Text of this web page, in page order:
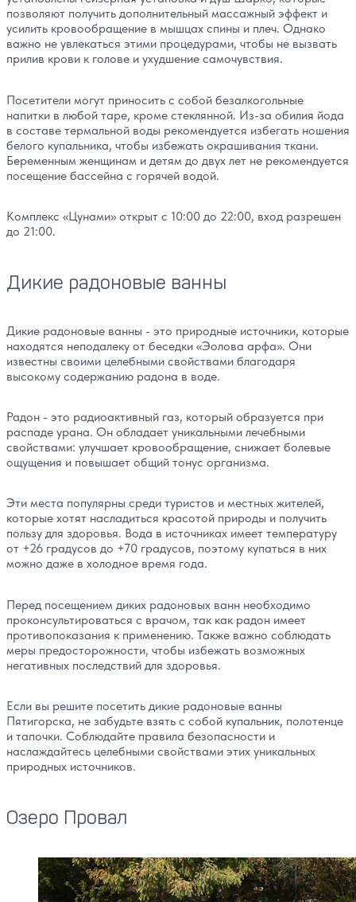
позволяют получить дополнительный массажный эффект и
усилить кровообращение в мышцах спины и плеч. Однако
важно не увлекаться этими процедурами, чтобы не вызвать
прилив крови к голове и ухудшение самочувствия.
Посетители могут приносить с собой безалкогольные
напитки в любой таре, кроме стеклянной. Из-за обилия йода
в составе термальной воды рекомендуется избегать ношения
белого купальника, чтобы избежать окрашивания ткани.
Беременным женщинам и детям до двух лет не рекомендуется
посещение бассейна с горячей водой.
Комплекс «Цунами» открыт с 10:00 до 22:00, вход разрешен
до 21:00.
Дикие радоновые ванны
Дикие радоновые ванны - это природные источники, которые
находятся неподалеку от беседки «Эолова арфа». Они
известны своими целебными свойствами благодаря
высокому содержанию радона в воде.
Радон - это радиоактивный газ, который образуется при
распаде урана. Он обладает уникальными лечебными
свойствами: улучшает кровообращение, снижает болевые
ощущения и повышает общий тонус организма.
Эти места популярны среди туристов и местных жителей,
которые хотят насладиться красотой природы и получить
пользу для здоровья. Вода в источниках имеет температуру
от +26 градусов до +70 градусов, поэтому купаться в них
можно даже в холодное время года.
Перед посещением диких радоновых ванн необходимо
проконсультироваться с врачом, так как радон имеет
противопоказания к применению. Также важно соблюдать
меры предосторожности, чтобы избежать возможных
негативных последствий для здоровья.
Если вы решите посетить дикие радоновые ванны
Пятигорска, не забудьте взять с собой купальник, полотенце
и тапочки. Соблюдайте правила безопасности и
наслаждайтесь целебными свойствами этих уникальных
природных источников.
Озеро Провал